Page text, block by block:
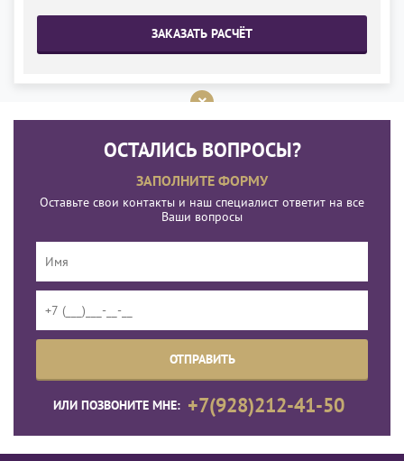
ЗАКАЗАТЬ РАСЧЁТ
ОСТАЛИСЬ ВОПРОСЫ?
ЗАПОЛНИТЕ ФОРМУ
Оставьте свои контакты и наш специалист ответит на все
Ваши вопросы
ИЛИ ПОЗВОНИТЕ МНЕ: +7(928)212-41-50